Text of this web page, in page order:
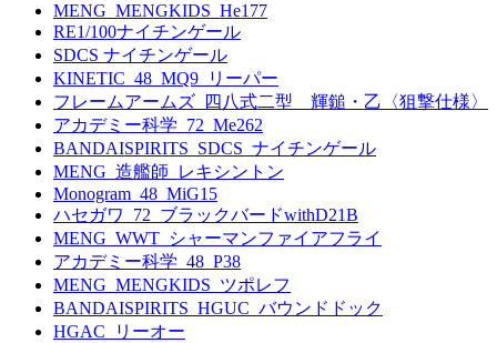
MENG_MENGKIDS_He177
RE1/100ナイチンゲール
SDCS ナイチンゲール
KINETIC_48_MQ9_リーパー
フレームアームズ_四八式二型 輝鎚・乙〈狙撃仕様〉
アカデミー科学_72_Me262
BANDAISPIRITS_SDCS_ナイチンゲール
MENG_造艦師_レキシントン
Monogram_48_MiG15
ハセガワ_72_ブラックバードwithD21B
MENG_WWT_シャーマンファイアフライ
アカデミー科学_48_P38
MENG_MENGKIDS_ツポレフ
BANDAISPIRITS_HGUC_バウンドドック
HGAC_リーオー